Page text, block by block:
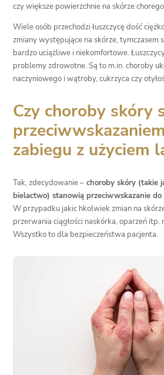
czy większe powierzchnie na skórze
Wiele osób przechodzi łuszczycę dość
zmiany występujące na skórze, tymczasem
bardzo uciążliwe i niekomfortowe.
problemy zdrowotne. Są to m.in. choroby
naczyniowego i wątroby, cukrzyca czy
Czy choroby skóry
zabiegu z użyciem
Tak, zdecydowanie – choroby skóry (takie
bielactwo) stanowią przeciwwskazanie do
W przypadku jakic hkolwiek zmian na
przerwania ciągłości naskórka, oparzeń itp.
Wszystko to dla bezpieczeństwa pacjenta.